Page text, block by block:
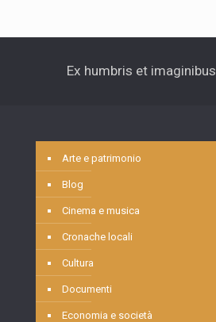
Ex humbris et imaginibus
Arte e patrimonio
Blog
Cinema e musica
Cronache locali
Cultura
Documenti
Economia e società